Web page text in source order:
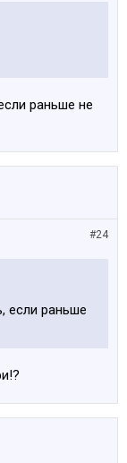
раньше не
#24
если раньше